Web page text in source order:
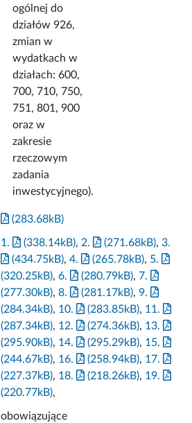
ogólnej do
działów 926,
zmian w
wydatkach w
działach: 600,
700, 710, 750,
751, 801, 900
oraz w
zakresie
rzeczowym
zadania
inwestycyjnego).
(283.68kB)
1. (338.14kB), 2. (271.68kB),3.
(434.75kB),4. (265.78kB), 5.
(320.25kB),6. (280.79kB), 7.
(277.30kB),8. (281.17kB),9.
(284.34kB), 10. (283.85kB), 11.
(287.34kB), 12. (274.36kB), 13.
(295.90kB), 14. (295.29kB), 15.
(244.67kB), 16. (258.94kB), 17.
(227.37kB), 18. (218.26kB), 19.
(220.77kB),
obowiązujące